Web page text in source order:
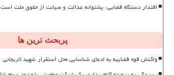
اقتدار دستگاه قضایی، پشتوانه عدالت و صیانت از حقوق ملت است
پربحث ترین ها
واکنش قوه قضاییه به ادعای شناسایی محل استقرار شهید لاریجانی